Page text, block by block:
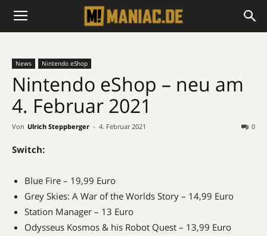
News Nintendo eShop
Nintendo eShop – neu am
4. Februar 2021
Von Ulrich Steppberger - 4. Februar 2021 0
Switch:
Blue Fire – 19,99 Euro
Grey Skies: A War of the Worlds Story – 14,99 Euro
Station Manager – 13 Euro
Odysseus Kosmos & his Robot Quest – 13,99 Euro